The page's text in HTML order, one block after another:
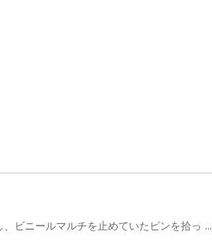
ビニールマルチを止めていたピンを拾っ ...